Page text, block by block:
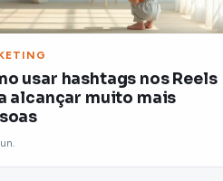
usar hashtags nos Reels
alcançar muito mais